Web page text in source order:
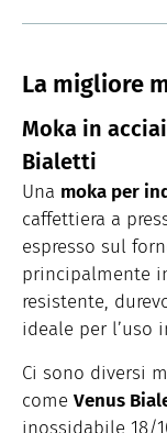
La migliore
Moka in
Bialetti
Una moka per
caffettiera a
espresso sul
principalmente
resistente,
ideale per l’uso
Ci sono diversi
come Venus